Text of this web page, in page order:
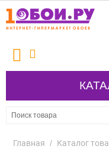
Главная / Каталог